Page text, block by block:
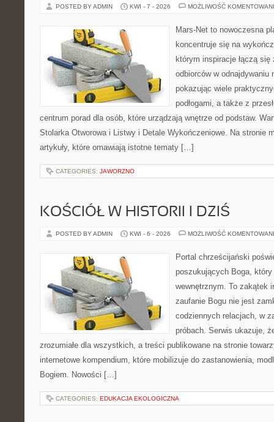
POSTED BY ADMIN KWI - 7 - 2026 MOŻLIWOŚĆ
Mars-Net to nowoczesna
koncentruje się na
którym inspiracje łączą
odbiorców w odnajdywaniu
pokazując wiele
podłogami, a także z
centrum porad dla osób, które urządzają wnętrze od podstaw.
Stolarka Otworowa i Listwy i Detale Wykończeniowe. Na stronie
artykuły, które omawiają istotne tematy […]
CATEGORIES: JAWORZNO
KOŚCIÓŁ W HISTORII I DZIŚ
POSTED BY ADMIN KWI - 6 - 2026 MOŻLIWOŚĆ
Portal chrześcijański
poszukujących Boga,
wewnętrznym. To zakątek
zaufanie Bogu nie jest
codziennych relacjach, w
próbach. Serwis ukazuje,
zrozumiałe dla wszystkich, a treści publikowane na stronie
internetowe kompendium, które mobilizuje do zastanowienia,
Bogiem. Nowości […]
CATEGORIES: EDUKACJA EKOLOGICZNA